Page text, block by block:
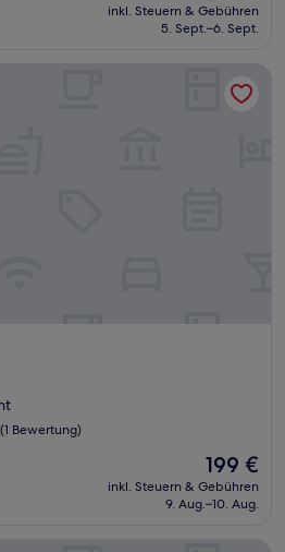
Preis
beträgt
inkl. Steuern & Gebühren
5. Sept.–6. Sept.
(1 Bewertung)
Der
Preis
beträgt
199 €
inkl. Steuern & Gebühren
9. Aug.–10. Aug.